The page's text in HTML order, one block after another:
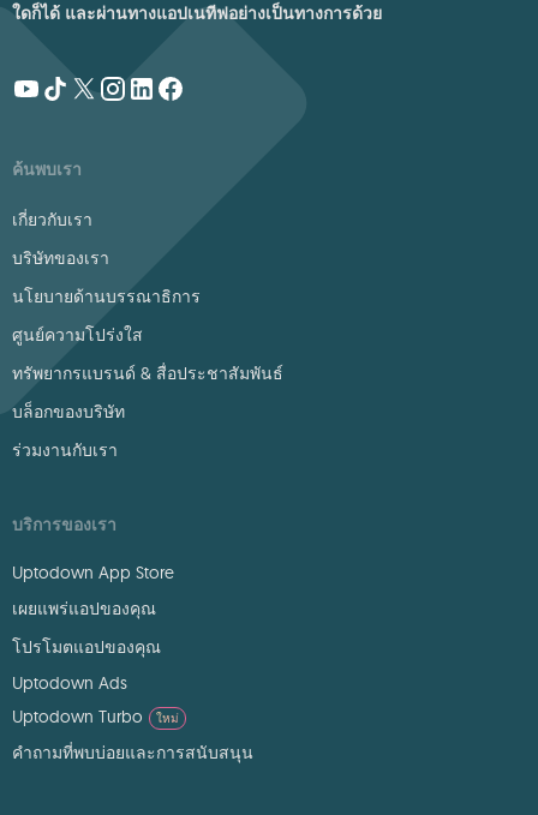
ใดก็ได้ และผ่านทางแอปเนทีฟอย่างเป็นทางการด้วย
ค้นพบเรา
เกี่ยวกับเรา
บริษัทของเรา
นโยบายด้านบรรณาธิการ
ศูนย์ความโปร่งใส
ทรัพยากรแบรนด์ & สื่อประชาสัมพันธ์
บล็อกของบริษัท
ร่วมงานกับเรา
บริการของเรา
Uptodown App Store
เผยแพร่แอปของคุณ
โปรโมตแอปของคุณ
Uptodown Ads
Uptodown Turbo
ใหม่
คำถามที่พบบ่อยและการสนับสนุน